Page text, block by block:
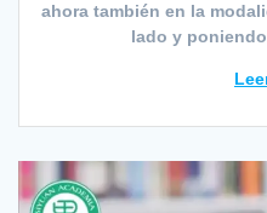
ahora también en la
lado y